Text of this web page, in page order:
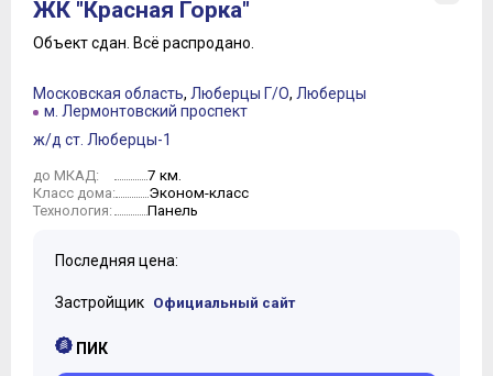
3
4
6
7
ЖК "Красная Горка"
Объект сдан. Всё распродано.
Московская область, Люберцы Г/О, Люберцы
м. Лермонтовский проспект
ж/д ст. Люберцы-1
до МКАД: 7 км.
Класс дома: Эконом-класс
Технология: Панель
Последняя цена:
Застройщик Официальный сайт
ПИК